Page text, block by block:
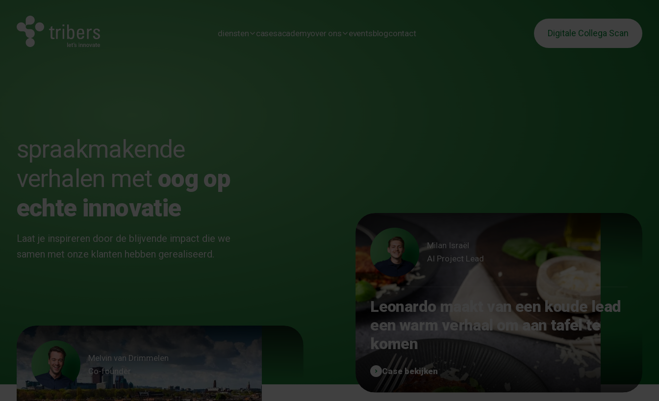
diensten casesacademyover ons eventsblogcontact Digitale Collega Scan
spraakmakende
verhalen met oog op
echte innovatie
Laat je inspireren door de blijvende impact die we
samen met onze klanten hebben gerealiseerd.
Melvin van Drimmelen
Co-founder
Milan Israël
AI Project Lead
Leonardo maakt van een koude lead
een warm verhaal om aan tafel te
komen
Case bekijken